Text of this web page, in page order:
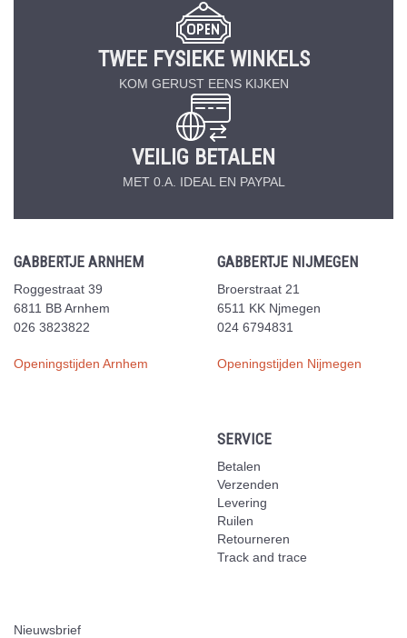
TWEE FYSIEKE WINKELS
KOM GERUST EENS KIJKEN
VEILIG BETALEN
MET 0.A. IDEAL EN PAYPAL
GABBERTJE ARNHEM
Roggestraat 39
6811 BB Arnhem
026 3823822
Openingstijden Arnhem
GABBERTJE NIJMEGEN
Broerstraat 21
6511 KK Njmegen
024 6794831
Openingstijden Nijmegen
SERVICE
Betalen
Verzenden
Levering
Ruilen
Retourneren
Track and trace
Nieuwsbrief